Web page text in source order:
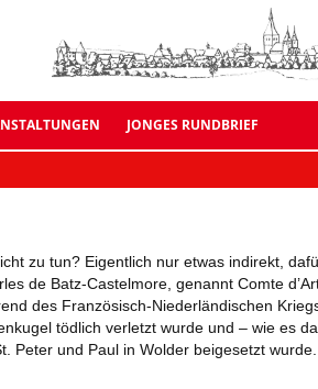
Zum
Inhalt
JONGES RUNDBRIEF
AUSGABE 09 – JULI 2022
AUSGABE 08 – OKTOBER 2021
AUSGABE 07 – SEPTEMBER 2020
zu tun? Eigentlich nur etwas indirekt,
de Batz-Castelmore, genannt Comte
des Französisch-Niederländischen
tödlich verletzt wurde und – wie es
Peter und Paul in Wolder beigesetzt